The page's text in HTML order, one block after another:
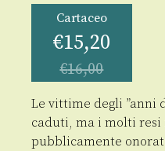
Cartaceo
€15,20
€16,00
Le vittime degli ”anni
caduti, ma i molti
pubblicamente